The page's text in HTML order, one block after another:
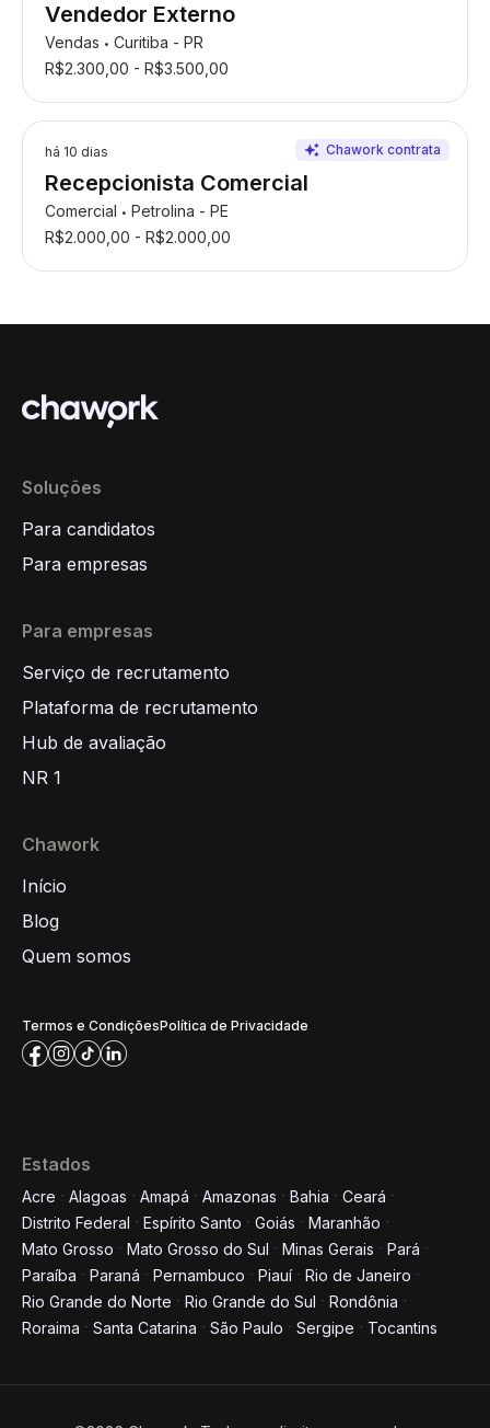
Vendedor Externo
Vendas • Curitiba - PR
R$2.300,00 - R$3.500,00
há 10 dias
Recepcionista Comercial
Comercial • Petrolina - PE
R$2.000,00 - R$2.000,00
Soluções
Para candidatos
Para empresas
Para empresas
Serviço de recrutamento
Plataforma de recrutamento
Hub de avaliação
NR 1
Chawork
Início
Blog
Quem somos
Termos e CondiçõesPolítica de Privacidade
Estados
Acre Alagoas Amapá Amazonas Bahia
Ceará
Distrito Federal
Espírito Santo Goiás
Maranhão
Mato Grosso
Mato Grosso do Sul Minas Gerais
Pará
Paraíba
Paraná Pernambuco Piauí
Rio de Janeiro
Rio Grande do Norte
Rio Grande do Sul
Rondônia
Roraima
Santa Catarina São Paulo Sergipe Tocantins